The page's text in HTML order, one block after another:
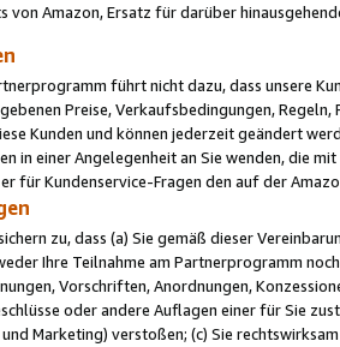
von Amazon, Ersatz für darüber
führt nicht dazu, dass unsere
Preise, Verkaufsbedingungen,
Kunden und können jederzeit geändert
in einer Angelegenheit an Sie wenden, die
für Kundenservice-Fragen den auf der
zu, dass (a) Sie gemäß dieser
Ihre Teilnahme am Partnerprogramm
Vorschriften, Anordnungen,
oder andere Auflagen einer für Sie
Marketing) verstoßen; (c) Sie